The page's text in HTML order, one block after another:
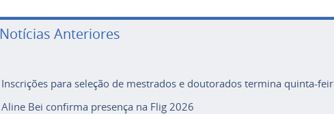
Notícias Anteriores
Inscrições para seleção de mestrados e doutorados termina quinta-
Aline Bei confirma presença na Flig 2026